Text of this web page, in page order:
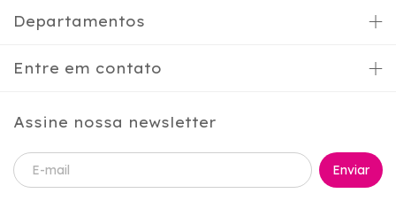
Departamentos
Entre em contato
Assine nossa newsletter